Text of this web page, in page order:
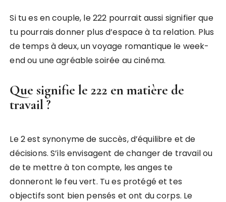
Si tu es en couple, le 222 pourrait aussi signifier que
tu pourrais donner plus d’espace à ta relation. Plus
de temps à deux, un voyage romantique le week-
end ou une agréable soirée au cinéma.
Que signifie le 222 en matière de
travail ?
Le 2 est synonyme de succès, d’équilibre et de
décisions. S’ils envisagent de changer de travail ou
de te mettre à ton compte, les anges te
donneront le feu vert. Tu es protégé et tes
objectifs sont bien pensés et ont du corps. Le